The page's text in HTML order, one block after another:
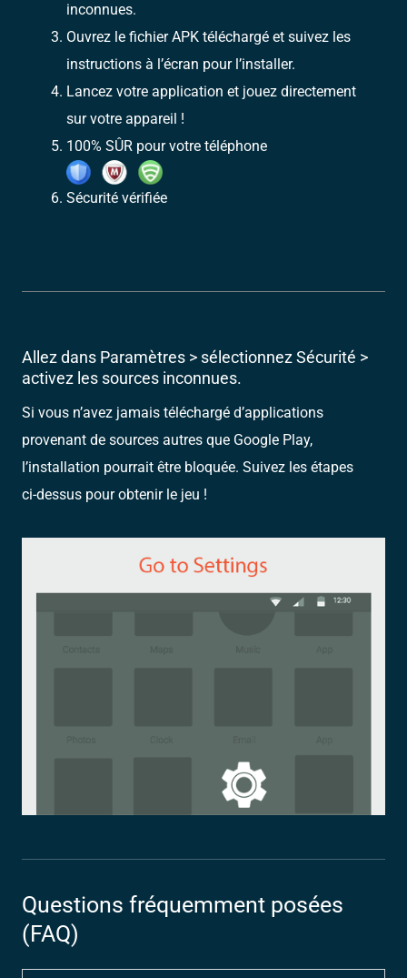
inconnues.
Ouvrez le fichier APK téléchargé et suivez les
instructions à l’écran pour l’installer.
Lancez votre application et jouez directement
sur votre appareil !
100% SÛR pour votre téléphone
Sécurité vérifiée
Allez dans Paramètres > sélectionnez Sécurité >
activez les sources inconnues.
Si vous n’avez jamais téléchargé d’applications
provenant de sources autres que Google Play,
l’installation pourrait être bloquée. Suivez les étapes
ci-dessus pour obtenir le jeu !
Questions fréquemment posées
(FAQ)